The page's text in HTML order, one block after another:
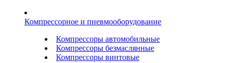
Компрессорное и пневмооборудование
Компрессоры автомобильные
Компрессоры безмаслянные
Компрессоры винтовые